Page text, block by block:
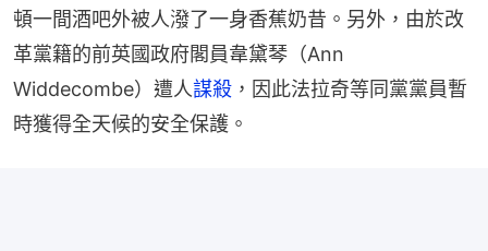
頓一間酒吧外被人潑了一身香蕉奶昔。另外，由於改
革黨籍的前英國政府閣員韋黛琴（Ann
Widdecombe）遭人謀殺 ，因此法拉奇等同黨黨員暫
時獲得全天候的安全保護。